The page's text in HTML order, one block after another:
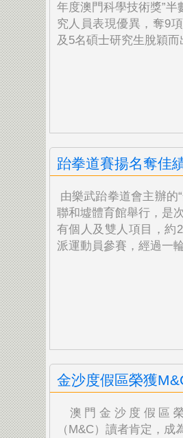
年度澳門科學技術獎”
究人員表現優異，奪9
及5名碩士研究生脫穎而
跆拳道賽揚名奪佳
由樂武跆拳道會主辦的
聯和墟體育館舉行，是
有個人及雙人項目，約
派運動員參賽，經過一
金沙度假區榮獲
澳門金沙度假區榮
（M&C）讀者肯定，成